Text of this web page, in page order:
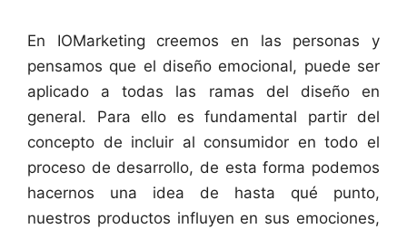
En IOMarketing creemos en las personas y
pensamos que el diseño emocional, puede ser
aplicado a todas las ramas del diseño en
general. Para ello es fundamental partir del
concepto de incluir al consumidor en todo el
proceso de desarrollo, de esta forma podemos
hacernos una idea de hasta qué punto,
nuestros productos influyen en sus emociones,